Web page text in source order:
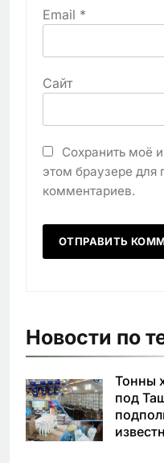
Email *
Сайт
Сохранить моё
этом браузере
комментариев.
Новости по
Тонны
под